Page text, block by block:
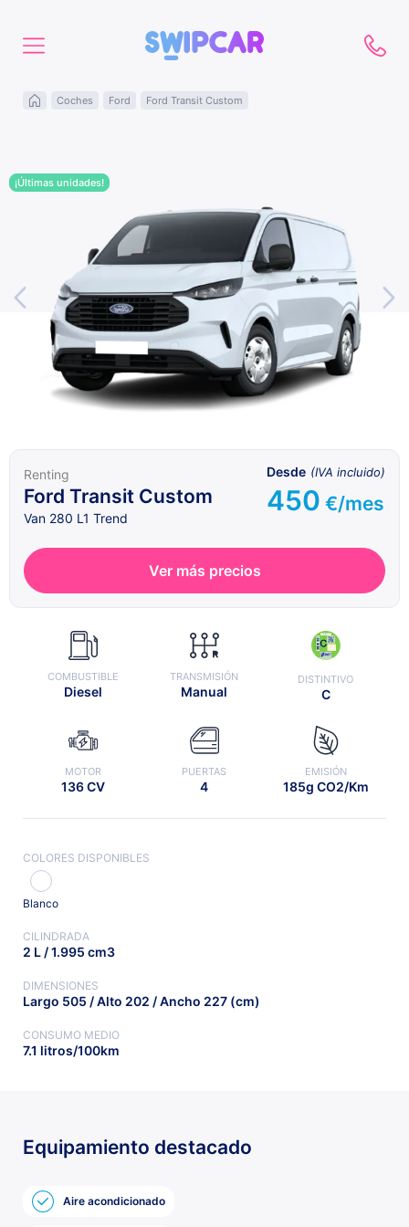
Coches Ford Ford Transit Custom
¡Últimas unidades!
Renting
Ford Transit Custom
Van 280 L1 Trend
Desde (IVA incluido)
450 €/mes
Ver más precios
COMBUSTIBLE
Diesel
TRANSMISIÓN
Manual
DISTINTIVO
C
MOTOR
136 CV
PUERTAS
4
EMISIÓN
185g CO2/Km
COLORES DISPONIBLES
Blanco
CILINDRADA
2 L / 1.995 cm3
DIMENSIONES
Largo 505 / Alto 202 / Ancho 227 (cm)
CONSUMO MEDIO
7.1 litros/100km
Equipamiento destacado
Aire acondicionado